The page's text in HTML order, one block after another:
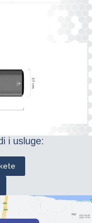
i usluge: